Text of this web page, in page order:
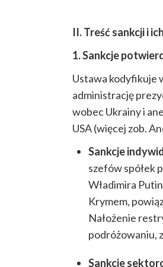
II. Treść sankcji i
1. Sankcje
Ustawa kodyfikuje
administrację
wobec Ukrainy i
USA (więcej zob.
Sankcje
szefów spółek
Władimira
Krymem,
Nałożenie
podróżowaniu,
Sankcje